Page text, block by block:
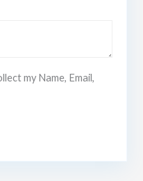
my Name, Email,